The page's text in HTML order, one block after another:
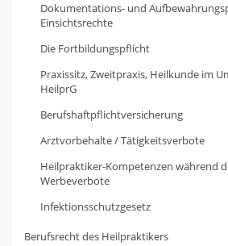
Dokumentations- und
Einsichtsrechte
Die Fortbildungspflicht
Praxissitz, Zweitpraxis, Heilkunde im
HeilprG
Berufshaftpflichtversicherung
Arztvorbehalte / Tätigkeitsverbote
Heilpraktiker-Kompetenzen während
Werbeverbote
Infektionsschutzgesetz
Berufsrecht des Heilpraktikers